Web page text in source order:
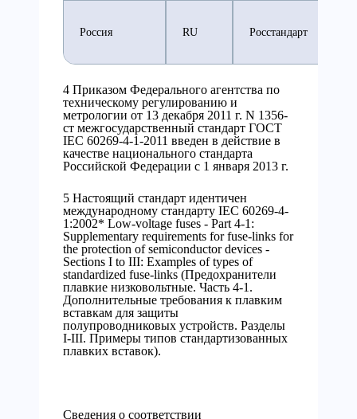
Россия RU Росстандарт
4 Приказом Федерального агентства по
техническому регулированию и
метрологии от 13 декабря 2011 г. N 1356-
ст межгосударственный стандарт ГОСТ
IEC 60269-4-1-2011 введен в действие в
качестве национального стандарта
Российской Федерации с 1 января 2013 г.
5 Настоящий стандарт идентичен
международному стандарту IEC 60269-4-
1:2002* Low-voltage fuses - Part 4-1:
Supplementary requirements for fuse-links for
the protection of semiconductor devices -
Sections I to III: Examples of types of
standardized fuse-links (Предохранители
плавкие низковольтные. Часть 4-1.
Дополнительные требования к плавким
вставкам для защиты
полупроводниковых устройств. Разделы
I-III. Примеры типов стандартизованных
плавких вставок).
Сведения о соответствии